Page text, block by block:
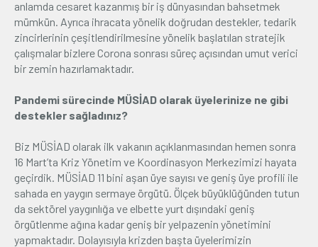
anlamda cesaret kazanmış bir iş dünyasından bahsetmek
mümkün. Ayrıca ihracata yönelik doğrudan destekler, tedarik
zincirlerinin çeşitlendirilmesine yönelik başlatılan stratejik
çalışmalar bizlere Corona sonrası süreç açısından umut verici
bir zemin hazırlamaktadır.
Pandemi sürecinde MÜSİAD olarak üyelerinize ne gibi
destekler sağladınız?
Biz MÜSİAD olarak ilk vakanın açıklanmasından hemen sonra
16 Mart’ta Kriz Yönetim ve Koordinasyon Merkezimizi hayata
geçirdik. MÜSİAD 11 bini aşan üye sayısı ve geniş üye profili ile
sahada en yaygın sermaye örgütü. Ölçek büyüklüğünden tutun
da sektörel yaygınlığa ve elbette yurt dışındaki geniş
örgütlenme ağına kadar geniş bir yelpazenin yönetimini
yapmaktadır. Dolayısıyla krizden başta üyelerimizin